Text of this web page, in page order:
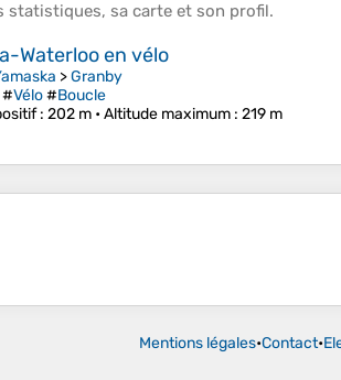
statistiques, sa carte et son profil.
Waterloo en vélo
>Granby
#Vélo#Boucle
: 202 m •Altitude maximum : 219 m
Mentions légales•Contact•